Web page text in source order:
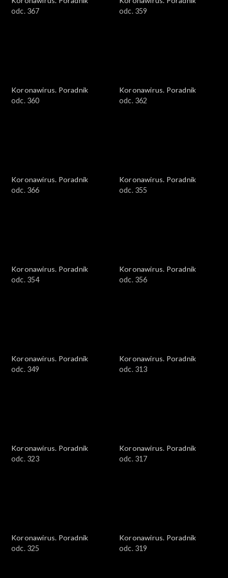
odc. 367
odc. 359
Koronawirus. Poradnik
odc. 360
Koronawirus. Poradnik
odc. 362
Koronawirus. Poradnik
odc. 366
Koronawirus. Poradnik
odc. 355
Koronawirus. Poradnik
odc. 354
Koronawirus. Poradnik
odc. 356
Koronawirus. Poradnik
odc. 349
Koronawirus. Poradnik
odc. 313
Koronawirus. Poradnik
odc. 323
Koronawirus. Poradnik
odc. 317
Koronawirus. Poradnik
odc. 325
Koronawirus. Poradnik
odc. 319